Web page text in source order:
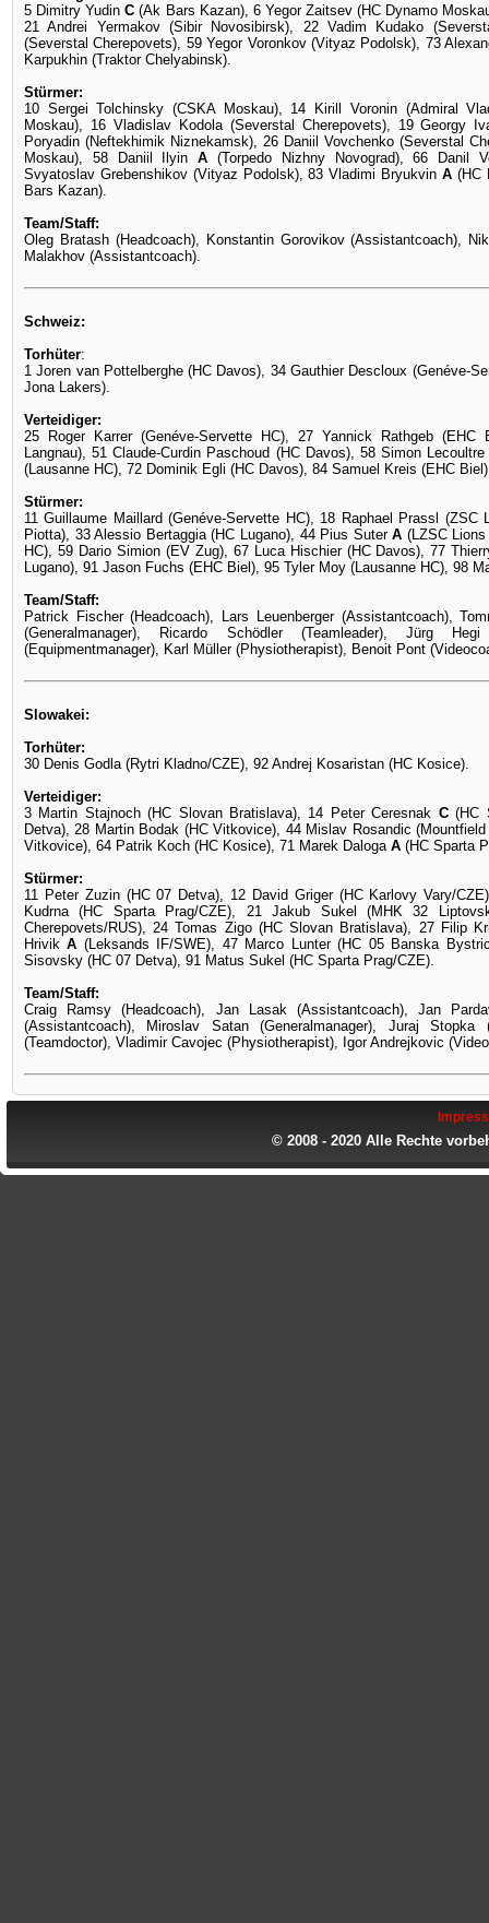
5 Dimitry YudinC (Ak Bars Kazan), 6 Yegor Zaitsev (HC Dynamo
21 Andrei Yermakov (Sibir Novosibirsk), 22 Vadim Kudako
(Severstal Cherepovets), 59 Yegor Voronkov (Vityaz Podolsk), 73
Karpukhin (Traktor Chelyabinsk).
Stürmer:
10 Sergei Tolchinsky (CSKA Moskau), 14 Kirill Voronin (Admiral
Moskau), 16 Vladislav Kodola (Severstal Cherepovets), 19 Georgy
Poryadin (Neftekhimik Niznekamsk), 26 Daniil Vovchenko (Severstal
Moskau), 58 Daniil IlyinA (Torpedo Nizhny Novograd), 66 Danil
Svyatoslav Grebenshikov (Vityaz Podolsk), 83 Vladimi Bryukvin A (HC
Bars Kazan).
Team/Staff:
Oleg Bratash (Headcoach), Konstantin Gorovikov (Assistantcoach),
Malakhov (Assistantcoach).
Schweiz:
Torhüter:
1 Joren van Pottelberghe (HC Davos), 34 Gauthier Descloux (Genéve-
Jona Lakers).
Verteidiger:
25 Roger Karrer (Genéve-Servette HC), 27 Yannick Rathgeb
Langnau), 51 Claude-Curdin Paschoud (HC Davos), 58 Simon
(Lausanne HC), 72 Dominik Egli (HC Davos), 84 Samuel Kreis (EHC
Stürmer:
11 Guillaume Maillard (Genéve-Servette HC), 18 Raphael Prassl
Piotta), 33 Alessio Bertaggia (HC Lugano), 44 Pius SuterA (LZSC
HC), 59 Dario Simion (EV Zug), 67 Luca Hischier (HC Davos), 77
Lugano), 91 Jason Fuchs (EHC Biel), 95 Tyler Moy (Lausanne HC), 98
Team/Staff:
Patrick Fischer (Headcoach), Lars Leuenberger (Assistantcoach),
(Generalmanager), Ricardo Schödler (Teamleader), Jürg
(Equipmentmanager), Karl Müller (Physiotherapist), Benoit Pont
Slowakei:
Torhüter:
30 Denis Godla (Rytri Kladno/CZE), 92 Andrej Kosaristan (HC Kosice).
Verteidiger:
3 Martin Stajnoch (HC Slovan Bratislava), 14 Peter Ceresnak C(HC
Detva), 28 Martin Bodak (HC Vitkovice), 44 Mislav Rosandic
Vitkovice), 64 Patrik Koch (HC Kosice), 71 Marek Daloga A (HC Sparta
Stürmer:
11 Peter Zuzin (HC 07 Detva), 12 David Griger (HC Karlovy Vary/
Kudrna (HC Sparta Prag/CZE), 21 Jakub Sukel (MHK 32
Cherepovets/RUS), 24 Tomas Zigo (HC Slovan Bratislava), 27 Filip
HrivikA (Leksands IF/SWE), 47 Marco Lunter (HC 05 Banska
Sisovsky (HC 07 Detva), 91 Matus Sukel (HC Sparta Prag/CZE).
Team/Staff:
Craig Ramsy (Headcoach), Jan Lasak (Assistantcoach), Jan
(Assistantcoach), Miroslav Satan (Generalmanager), Juraj Stopka
(Teamdoctor), Vladimir Cavojec (Physiotherapist), Igor Andrejkovic
© 2008 - 2020 Alle Rechte